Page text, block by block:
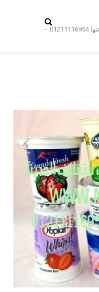
توريد ماكينات وخامات تغليف المنتجات و تعبئتها 01211116954 –